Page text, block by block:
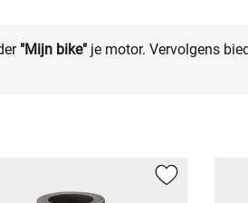
"Mijn bike" je motor. Vervolgens